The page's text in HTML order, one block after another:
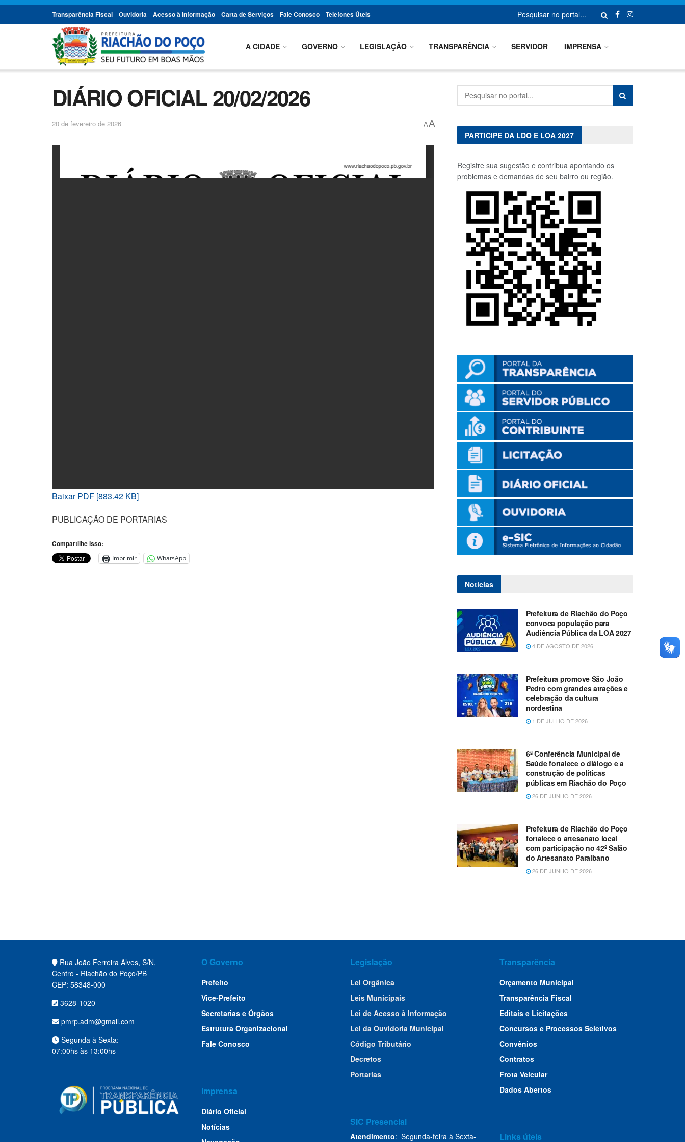
Transparência Fiscal Ouvidoria Acesso à Informação Carta de Serviços Fale Conosco Telefones Úteis
A CIDADE GOVERNO LEGISLAÇÃO TRANSPARÊNCIA SERVIDOR IMPRENSA
DIÁRIO OFICIAL 20/02/2026
20 de fevereiro de 2026 AA
Baixar PDF [883.42 KB]
PUBLICAÇÃO DE PORTARIAS
Compartilhe isso:
Imprimir WhatsApp
PARTICIPE DA LDO E LOA 2027
Registre sua sugestão e contribua apontando os
problemas e demandas de seu bairro ou região.
Notícias
Prefeitura de Riachão do Poço
convoca população para
Audiência Pública da LOA 2027
4 DE AGOSTO DE 2026
Prefeitura promove São João
Pedro com grandes atrações e
celebração da cultura
nordestina
1 DE JULHO DE 2026
6ª Conferência Municipal de
Saúde fortalece o diálogo e a
construção de políticas
públicas em Riachão do Poço
26 DE JUNHO DE 2026
Prefeitura de Riachão do Poço
fortalece o artesanato local
com participação no 42º Salão
do Artesanato Paraibano
26 DE JUNHO DE 2026
Rua João Ferreira Alves, S/N,
Centro - Riachão do Poço/PB
CEP: 58348-000
3628-1020
pmrp.adm@gmail.com
Segunda à Sexta:
07:00hs às 13:00hs
O Governo
Prefeito
Vice-Prefeito
Secretarias e Órgãos
Estrutura Organizacional
Fale Conosco
Imprensa
Diário Oficial
Notícias
Legislação
Lei Orgânica
Leis Municipais
Lei de Acesso à Informação
Lei da Ouvidoria Municipal
Código Tributário
Decretos
Portarias
SIC Presencial
Atendimento: Segunda-feira à Sexta-
Transparência
Orçamento Municipal
Transparência Fiscal
Editais e Licitações
Concursos e Processos Seletivos
Convênios
Contratos
Frota Veicular
Dados Abertos
Links úteis